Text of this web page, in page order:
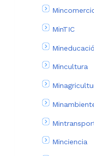
MinTIC
Mincultura
Minciencia